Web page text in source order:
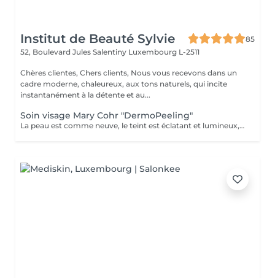
Institut de Beauté Sylvie
85
52, Boulevard Jules Salentiny Luxembourg L-2511
Chères clientes, Chers clients, Nous vous recevons dans un
cadre moderne, chaleureux, aux tons naturels, qui incite
instantanément à la détente et au...
Soin visage Mary Cohr "DermoPeeling"
La peau est comme neuve, le teint est éclatant et lumineux, le visage parait visiblement plus jeune et les tâches brunes sont atténuées.